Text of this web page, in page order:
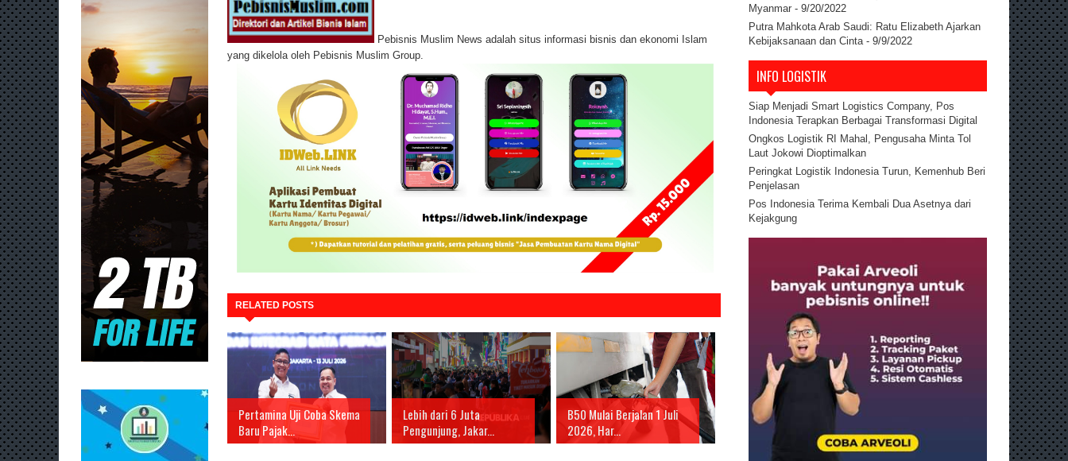
Pebisnis Muslim News adalah situs informasi bisnis dan ekonomi Islam
yang dikelola oleh Pebisnis Muslim Group.
RELATED POSTS
Pertamina Uji Coba Skema
Baru Pajak...
Lebih dari 6 Juta
Pengunjung, Jakar...
B50 Mulai Berjalan 1 Juli
2026, Har...
Myanmar - 9/20/2022
Putra Mahkota Arab Saudi: Ratu Elizabeth Ajarkan
Kebijaksanaan dan Cinta - 9/9/2022
INFO LOGISTIK
Siap Menjadi Smart Logistics Company, Pos
Indonesia Terapkan Berbagai Transformasi Digital
Ongkos Logistik RI Mahal, Pengusaha Minta Tol
Laut Jokowi Dioptimalkan
Peringkat Logistik Indonesia Turun, Kemenhub Beri
Penjelasan
Pos Indonesia Terima Kembali Dua Asetnya dari
Kejakgung